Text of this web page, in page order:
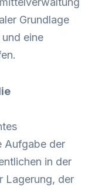
Grundlage
eine
Aufgabe der
in der
Lagerung, der